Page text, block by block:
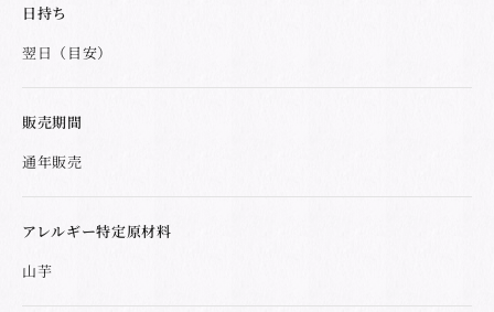
日持ち
翌日（目安）
販売期間
通年販売
アレルギー特定原材料
山芋